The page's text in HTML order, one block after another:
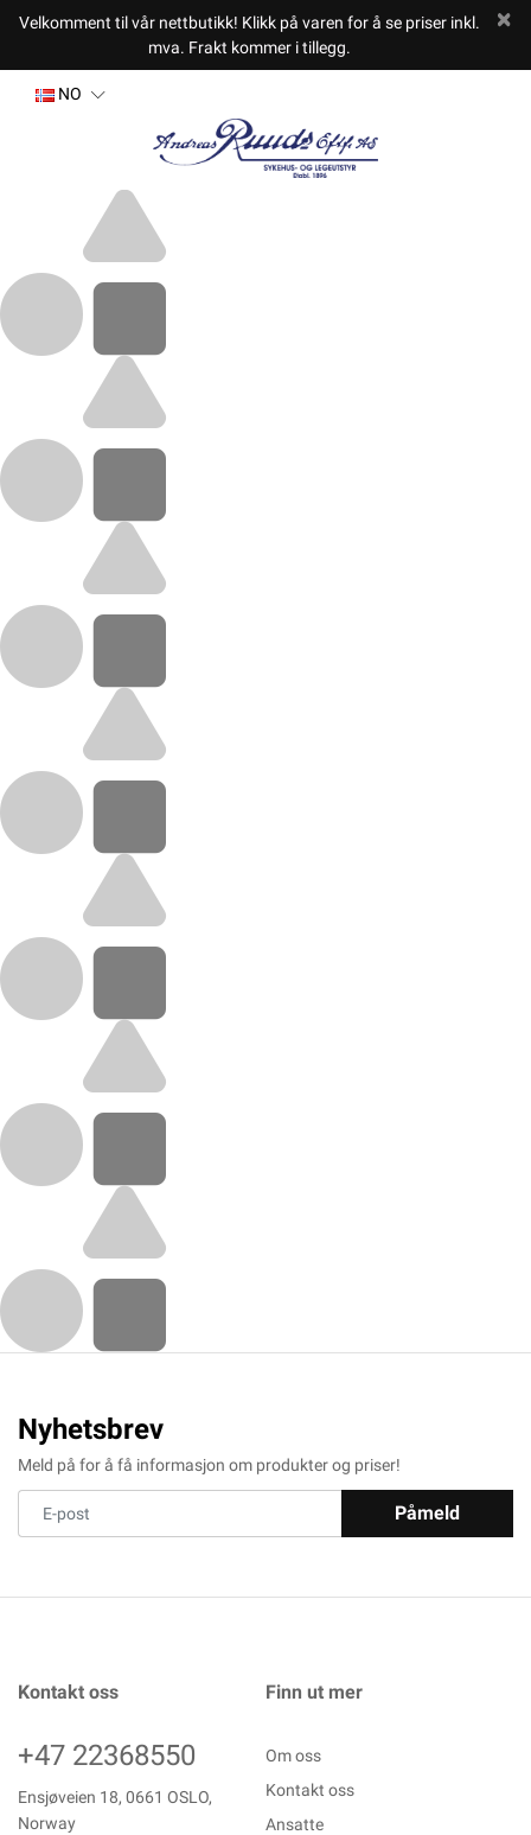
Velkomment til vår nettbutikk! Klikk på varen for å se priser inkl.
mva. Frakt kommer i tillegg.
NO
Nyhetsbrev
Meld på for å få informasjon om produkter og priser!
Påmeld
Kontakt oss
+47 22368550
Ensjøveien 18, 0661 OSLO,
Norway
Finn ut mer
Om oss
Kontakt oss
Ansatte